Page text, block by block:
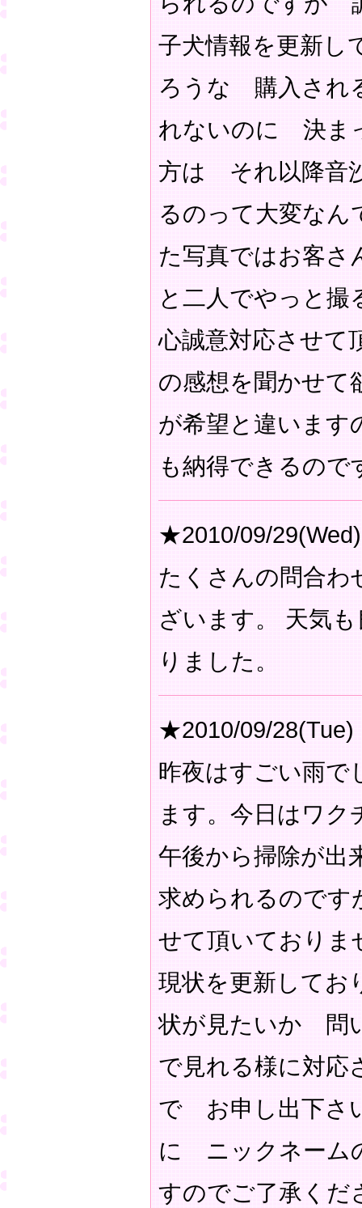
子犬情報を更新
ろうな 購入され
れないのに 決ま
方は それ以降音
るのって大変な
た写真ではお客
と二人でやっと
心誠意対応させ
の感想を聞かせて
が希望と違いま
も納得できるので
★2010/09/29(Wed)
たくさんの問合わ
ざいます。 天気
りました。
★2010/09/28(Tue)
昨夜はすごい雨で
ます。今日はワク
午後から掃除が
求められるので
せて頂いておりま
現状を更新して
状が見たいか 問
で見れる様に対応
で お申し出下さ
に ニックネーム
すのでご了承くだ